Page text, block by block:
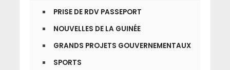
PRISE DE RDV PASSEPORT
NOUVELLES DE LA GUINÉE
GRANDS PROJETS GOUVERNEMENTAUX
SPORTS